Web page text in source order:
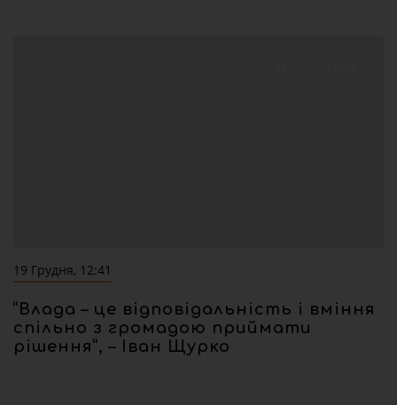
19 Грудня, 12:41
“Влада – це відповідальність і вміння
спільно з громадою приймати
рішення”, – Іван Щурко